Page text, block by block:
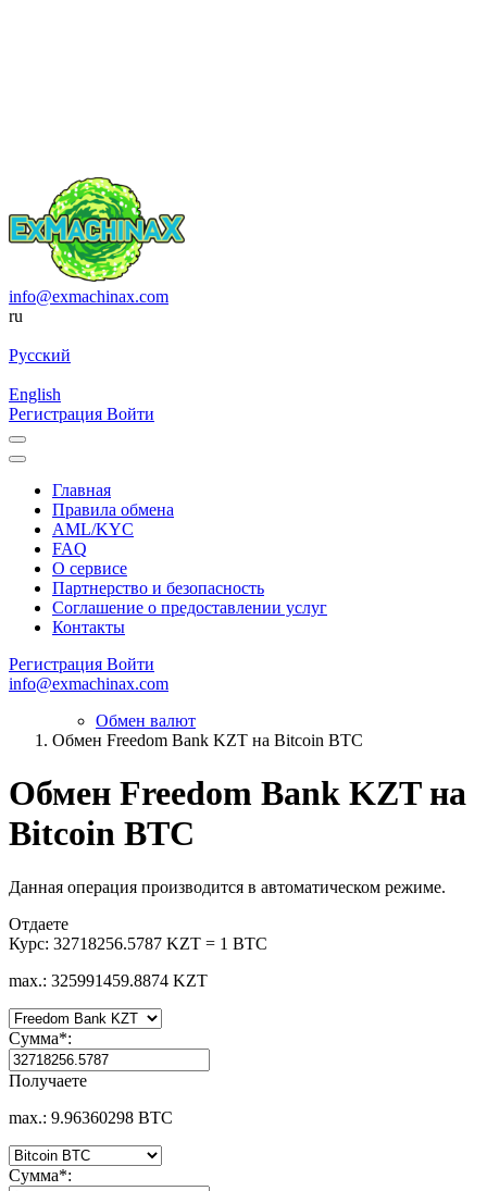
info@exmachinax.com
ru
Русский
English
Регистрация Войти
Главная
Правила обмена
AML/KYC
FAQ
О сервисе
Партнерство и безопасность
Соглашение о предоставлении услуг
Контакты
Регистрация Войти
info@exmachinax.com
Обмен валют
Обмен Freedom Bank KZT на Bitcoin BTC
Обмен Freedom Bank KZT на
Bitcoin BTC
Данная операция производится в автоматическом режиме.
Отдаете
Курс: 32718256.5787 KZT = 1 BTC
max.: 325991459.8874 KZT
Сумма*:
Получаете
max.: 9.96360298 BTC
Сумма*: